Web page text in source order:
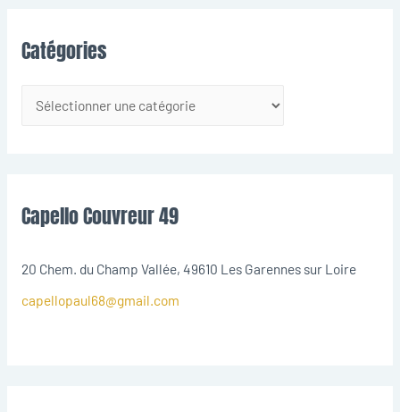
Catégories
Capello Couvreur 49
20 Chem. du Champ Vallée, 49610 Les Garennes sur Loire
capellopaul68@gmail.com